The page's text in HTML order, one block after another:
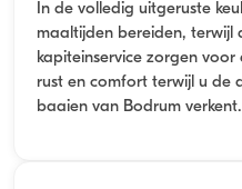
In de volledig uitgeruste
maaltijden bereiden, terwijl
kapiteinservice zorgen voor
rust en comfort terwijl u de
baaien van Bodrum verkent.